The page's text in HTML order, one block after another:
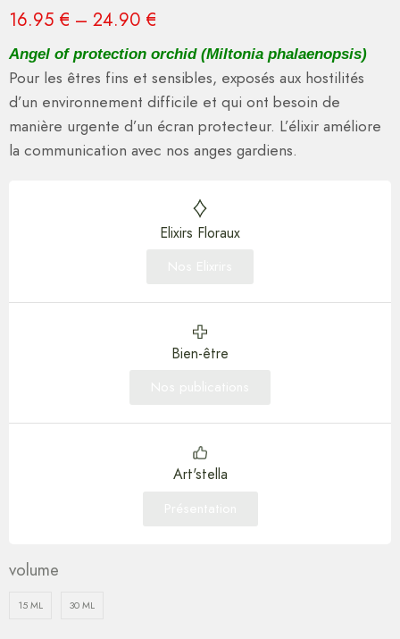
16.95 € – 24.90 €
Angel of protection orchid (Miltonia phalaenopsis)
Pour les êtres fins et sensibles, exposés aux hostilités
d’un environnement difficile et qui ont besoin de
manière urgente d’un écran protecteur. L’élixir améliore
la communication avec nos anges gardiens.
Elixirs Floraux
Bien-être
Art'stella
volume
15 ML 30 ML